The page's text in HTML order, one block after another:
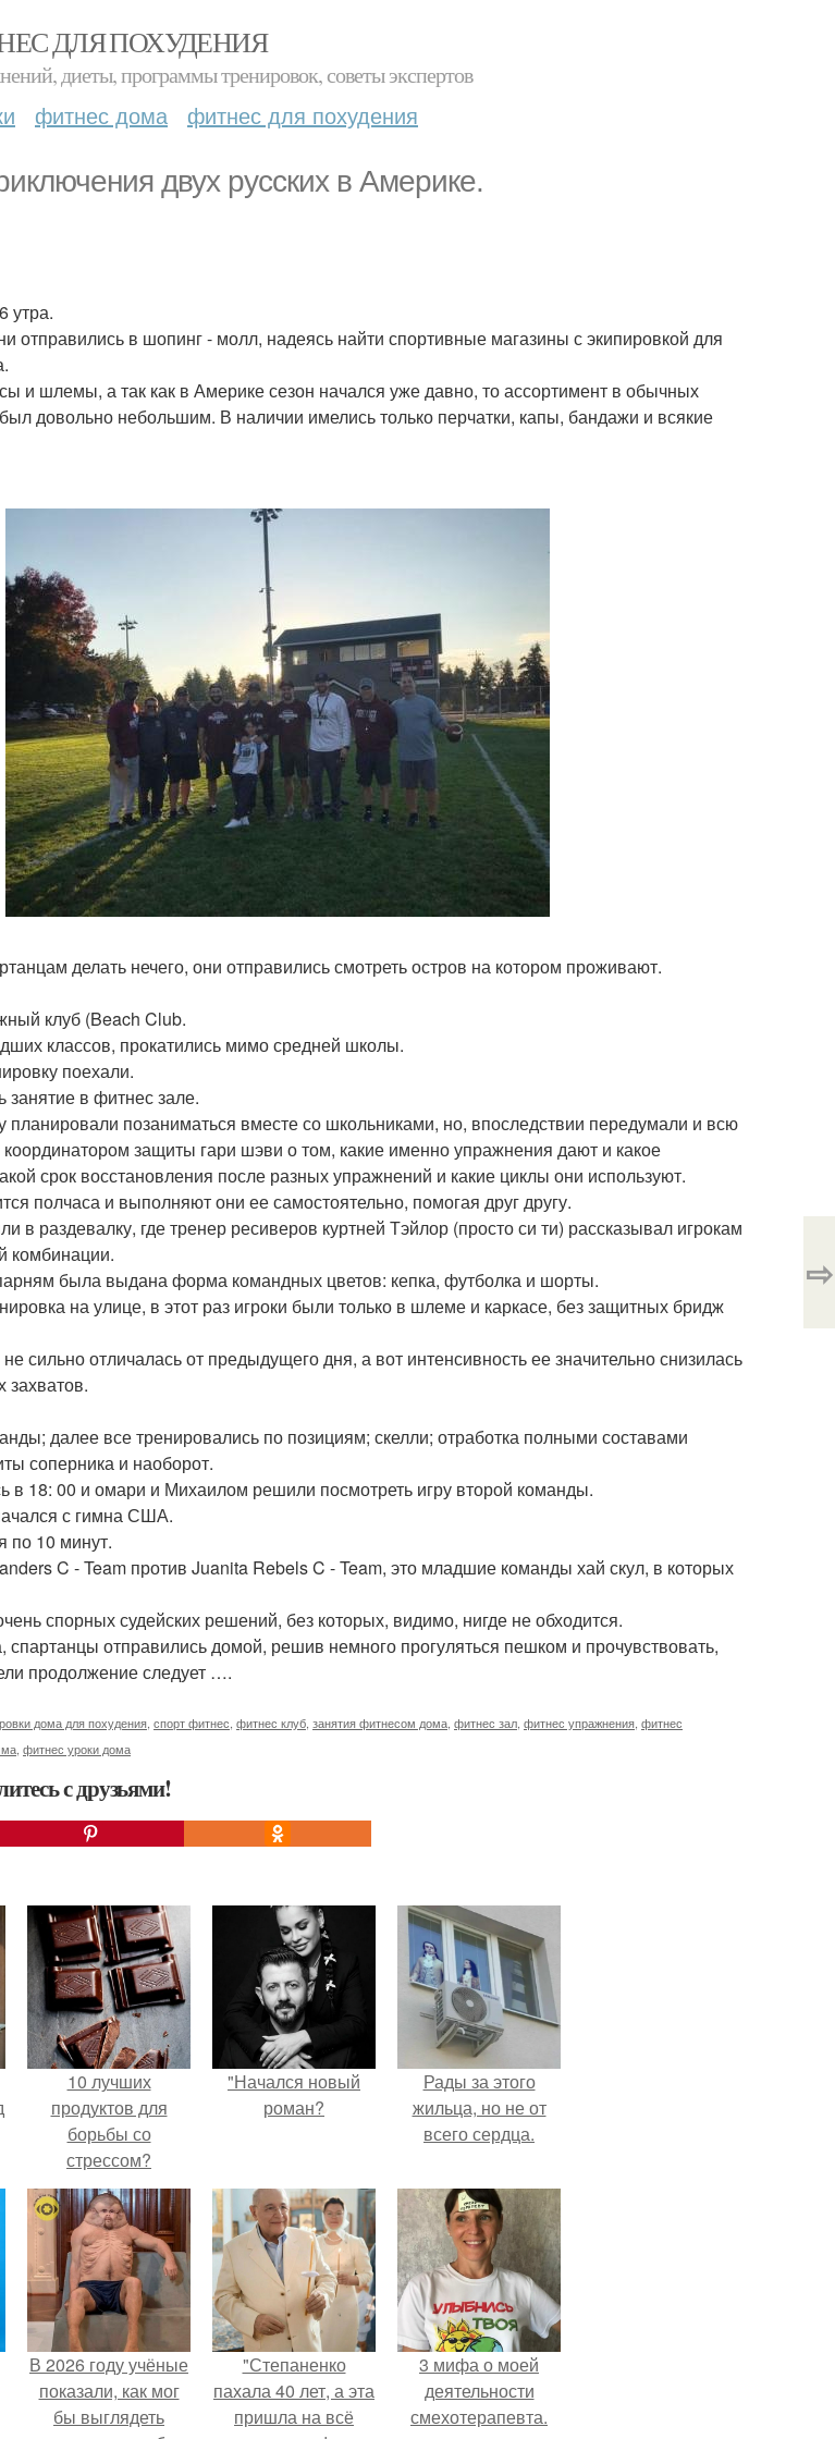
ДЛЯ ПОХУДЕНИЯ
диеты, программы тренировок, советы экспертов
фитнес дома фитнес для похудения
двух русских в Америке.
утра.
отправились в шопинг - молл, надеясь найти спортивные магазины с экипировкой для
и шлемы, а так как в Америке сезон начался уже давно, то ассортимент в обычных
довольно небольшим. В наличии имелись только перчатки, капы, бандажи и всякие
делать нечего, они отправились смотреть остров на котором проживают.
клуб (Beach Club.
классов, прокатились мимо средней школы.
поехали.
занятие в фитнес зале.
позаниматься вместе со школьниками, но, впоследствии передумали и всю
защиты гари шэви о том, какие именно упражнения дают и какое
срок восстановления после разных упражнений и какие циклы они используют.
полчаса и выполняют они ее самостоятельно, помогая друг другу.
в раздевалку, где тренер ресиверов куртней Тэйлор (просто си ти) рассказывал игрокам
комбинации.
была выдана форма командных цветов: кепка, футболка и шорты.
на улице, в этот раз игроки были только в шлеме и каркасе, без защитных бридж
сильно отличалась от предыдущего дня, а вот интенсивность ее значительно снизилась
захватов.
далее все тренировались по позициям; скелли; отработка полными составами
соперника и наоборот.
в 18: 00 и омари и Михаилом решили посмотреть игру второй команды.
с гимна США.
по 10 минут.
C - Team против Juanita Rebels C - Team, это младшие команды хай скул, в которых
спорных судейских решений, без которых, видимо, нигде не обходится.
спартанцы отправились домой, решив немного прогуляться пешком и прочувствовать,
продолжение следует ….
дома для похудения спорт фитнес фитнес клуб занятия фитнесом дома фитнес зал фитнес упражнения фитнес
фитнес уроки дома
с друзьями!
⇨
10 лучших
продуктов для
борьбы со
стрессом?
"Начался новый
роман?
Рады за этого
жильца, но не от
всего сердца.
В 2026 году учёные
показали, как мог
бы выглядеть
"Степаненко
пахала 40 лет, а эта
пришла на всё
3 мифа о моей
деятельности
смехотерапевта.